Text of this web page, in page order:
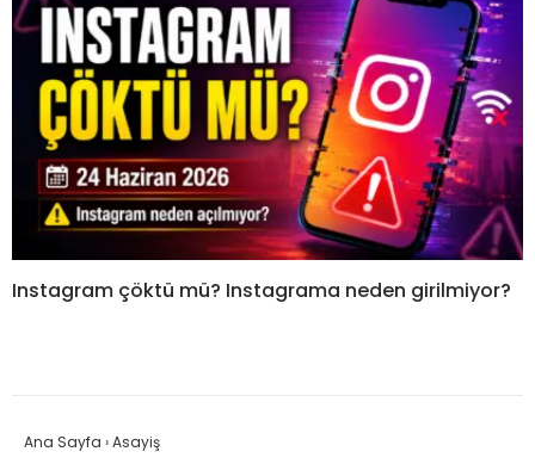
Instagram çöktü mü? Instagrama neden girilmiyor?
Ana Sayfa ›Asayiş